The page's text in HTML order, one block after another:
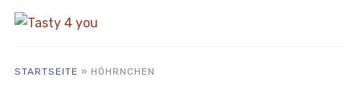
STARTSEITE » HÖHRNCHEN